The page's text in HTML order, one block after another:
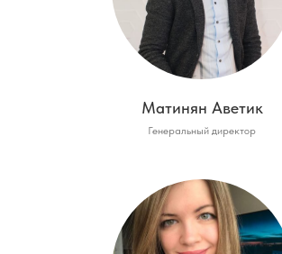
Матинян Аветик
Генеральный директор